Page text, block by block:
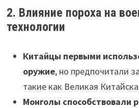
2. Влияние пороха на
технологии
Китайцы первыми
оружие, но предпочитали
такие как Великая
Монголы способствовали